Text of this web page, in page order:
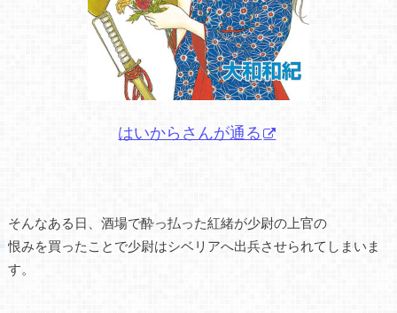
はいからさんが通る
そんなある日、酒場で酔っ払った紅緒が少尉の上官の
恨みを買ったことで少尉はシベリアへ出兵させられてしまいま
す。